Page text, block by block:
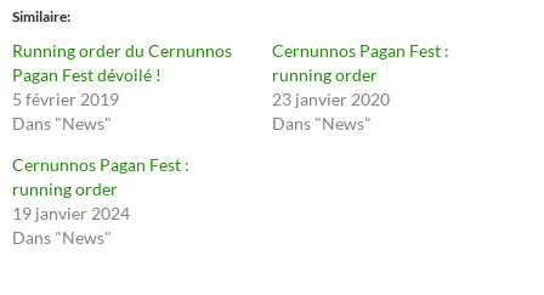
Similaire
Running order du Cernunnos
Pagan Fest dévoilé !
5 février 2019
Dans "News"
Cernunnos Pagan Fest :
running order
23 janvier 2020
Dans "News"
Cernunnos Pagan Fest :
running order
19 janvier 2024
Dans "News"